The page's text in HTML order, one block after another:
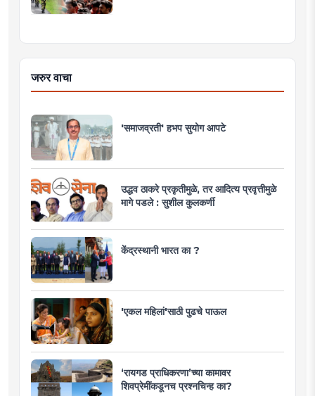
जरुर वाचा
'समाजव्रती' हभप सुयोग आपटे
उद्धव ठाकरे प्रकृतीमुळे, तर आदित्य प्रवृत्तीमुळे
मागे पडले : सुशील कुलकर्णी
केंद्रस्थानी भारत का ?
'एकल महिलां'साठी पुढचे पाऊल
‘रायगड प्राधिकरणा’च्या कामावर
शिवप्रेमींकडूनच प्रश्नचिन्ह का?